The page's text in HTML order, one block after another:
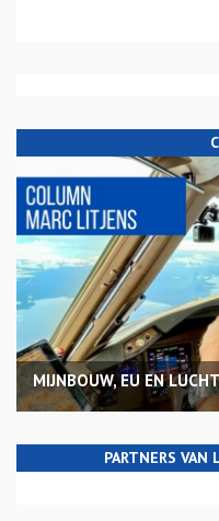
MIJNBOUW, EU EN
PARTNERS VAN